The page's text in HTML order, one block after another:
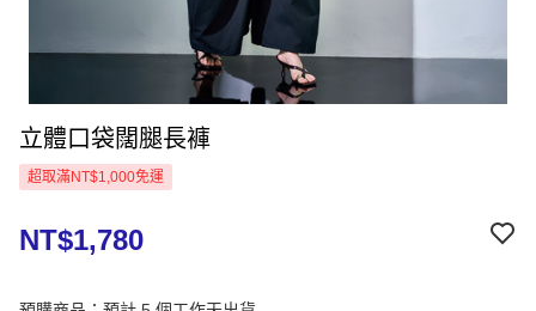
立體口袋闊腿長褲
超取滿NT$1,000免運
NT$1,780